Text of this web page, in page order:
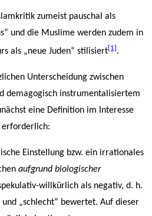
zumeist pauschal als
und die Muslime werden zudem in
als „neue Juden“ stilisiert[1] .
Unterscheidung zwischen
demagogisch instrumentalisiertem
eine Definition im Interesse
erforderlich:
Einstellung bzw. ein irrationales
aufgrund biologischer
willkürlich als negativ, d. h.
„schlecht“ bewertet. Auf dieser